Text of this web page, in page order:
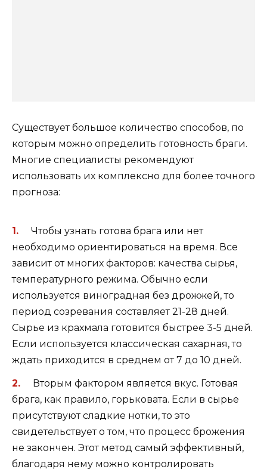
Существует большое количество способов, по
которым можно определить готовность браги.
Многие специалисты рекомендуют
использовать их комплексно для более точного
прогноза:
Чтобы узнать готова брага или нет
необходимо ориентироваться на время. Все
зависит от многих факторов: качества сырья,
температурного режима. Обычно если
используется виноградная без дрожжей, то
период созревания составляет 21-28 дней.
Сырье из крахмала готовится быстрее 3-5 дней.
Если используется классическая сахарная, то
ждать приходится в среднем от 7 до 10 дней.
Вторым фактором является вкус. Готовая
брага, как правило, горьковата. Если в сырье
присутствуют сладкие нотки, то это
свидетельствует о том, что процесс брожения
не закончен. Этот метод самый эффективный,
благодаря нему можно контролировать